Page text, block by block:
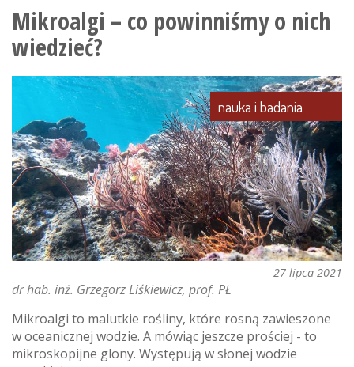
cyrkularna,
czyli
sposób
na
czystszą
łódź
Mikroalgi – co powinniśmy o nich
wiedzieć?
nauka i badania
27 lipca 2021
dr hab. inż. Grzegorz Liśkiewicz, prof. PŁ
Mikroalgi to malutkie rośliny, które rosną zawieszone
w oceanicznej wodzie. A mówiąc jeszcze prościej - to
mikroskopijne glony. Występują w słonej wodzie